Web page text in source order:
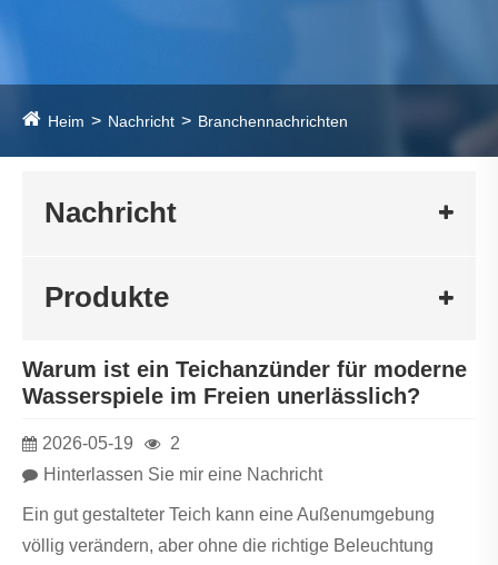
Heim Nachricht Branchennachrichten
Nachricht
Produkte
Warum ist ein Teichanzünder für moderne
Wasserspiele im Freien unerlässlich?
2026-05-19
2
Hinterlassen Sie mir eine Nachricht
Ein gut gestalteter Teich kann eine Außenumgebung
völlig verändern, aber ohne die richtige Beleuchtung